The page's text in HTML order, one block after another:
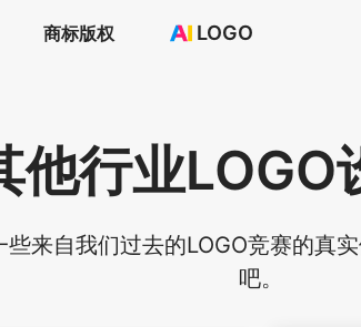
商标版权 LOGO
商标版权
LOGO
他行业LOGO
来自我们过去的LOGO竞赛的真
吧。